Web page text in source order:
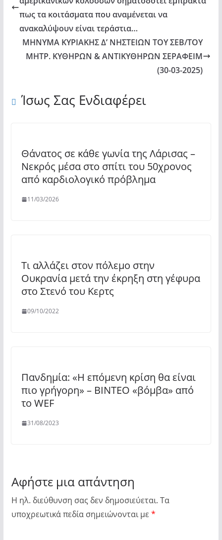
πως τα κοιτάσματα που αναμένεται να
ανακαλύψουν είναι τεράστια…
ΜΗΝΥΜΑ ΚΥΡΙΑΚΗΣ Δ’ ΝΗΣΤΕΙΩΝ ΤΟΥ ΣΕΒ/ΤΟΥ
ΜΗΤΡ. ΚΥΘΗΡΩΝ & ΑΝΤΙΚΥΘΗΡΩΝ ΣΕΡΑΦΕΙΜ
(30-03-2025)
Ίσως Σας Ενδιαφέρει
Θάνατος σε κάθε γωνία της Λάρισας –
Νεκρός μέσα στο σπίτι του 50χρονος
από καρδιολογικό πρόβλημα
11/03/2026
Τι αλλάζει στον πόλεμο στην
Ουκρανία μετά την έκρηξη στη γέφυρα
στο Στενό του Κερτς
09/10/2022
Πανδημία: «Η επόμενη κρίση θα είναι
πιο γρήγορη» – ΒΙΝΤΕΟ «βόμβα» από
το WEF
31/08/2023
Αφήστε μια απάντηση
Η ηλ. διεύθυνση σας δεν δημοσιεύεται. Τα
υποχρεωτικά πεδία σημειώνονται με *